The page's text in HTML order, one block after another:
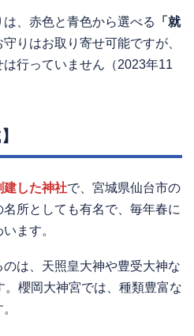
、赤色と青色から選べる
「就
りはお取り寄せ可能ですが、
行っていません（2023年11
建した神社で、宮城県仙台市の
所としても有名で、毎年春に
ます。
は、天照皇大神や豊受大神な
。櫻岡大神宮では、種類豊富な